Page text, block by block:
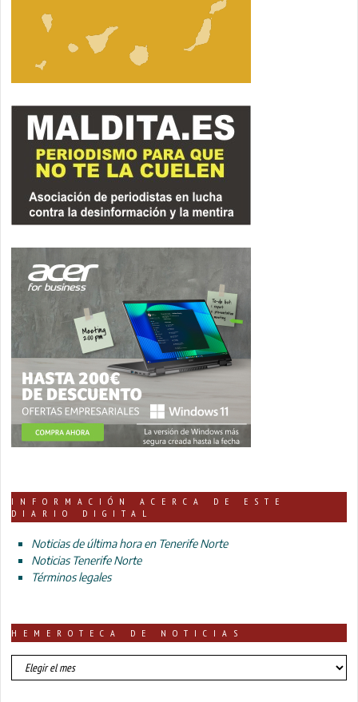
INFORMACIÓN ACERCA DE ESTE
DIARIO DIGITAL
Noticias de última hora en Tenerife Norte
Noticias Tenerife Norte
Términos legales
HEMEROTECA DE NOTICIAS
HEMEROTECA
DE